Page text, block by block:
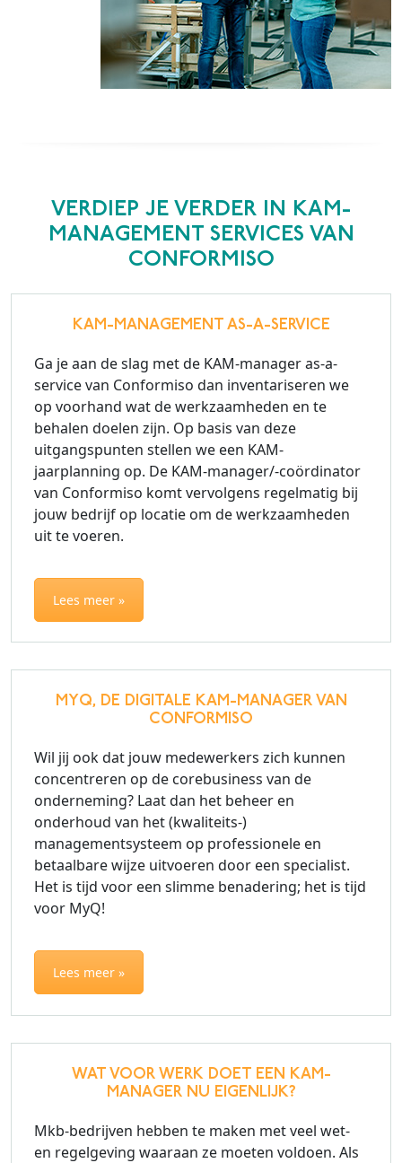
VERDIEP JE VERDER IN KAM-
MANAGEMENT SERVICES VAN
CONFORMISO
KAM-MANAGEMENT AS-A-SERVICE
Ga je aan de slag met de KAM-manager as-a-
service van Conformiso dan inventariseren we
op voorhand wat de werkzaamheden en te
behalen doelen zijn. Op basis van deze
uitgangspunten stellen we een KAM-
jaarplanning op. De KAM-manager/-coördinator
van Conformiso komt vervolgens regelmatig bij
jouw bedrijf op locatie om de werkzaamheden
uit te voeren.
Lees meer »
MYQ, DE DIGITALE KAM-MANAGER VAN
CONFORMISO
Wil jij ook dat jouw medewerkers zich kunnen
concentreren op de corebusiness van de
onderneming? Laat dan het beheer en
onderhoud van het (kwaliteits-)
managementsysteem op professionele en
betaalbare wijze uitvoeren door een specialist.
Het is tijd voor een slimme benadering; het is tijd
voor MyQ!
Lees meer »
WAT VOOR WERK DOET EEN KAM-
MANAGER NU EIGENLIJK?
Mkb-bedrijven hebben te maken met veel wet-
en regelgeving waaraan ze moeten voldoen. Als